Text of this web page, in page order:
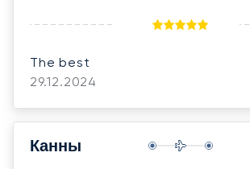
The best
29.12.2024
Канны